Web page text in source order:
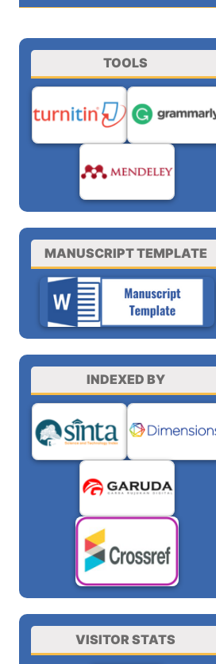
TOOLS
MANUSCRIPT TEMPLATE
INDEXED BY
VISITOR STATS